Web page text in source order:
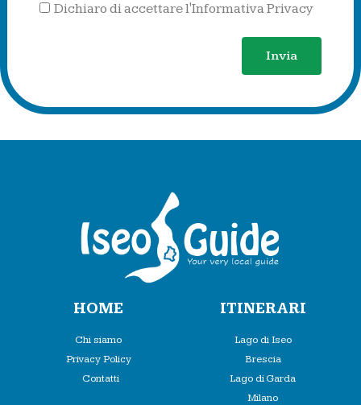
Dichiaro di accettare l'Informativa Privacy
Invia
HOME
Chi siamo
Privacy Policy
Contatti
ITINERARI
Lago di Iseo
Brescia
Lago di Garda
Milano